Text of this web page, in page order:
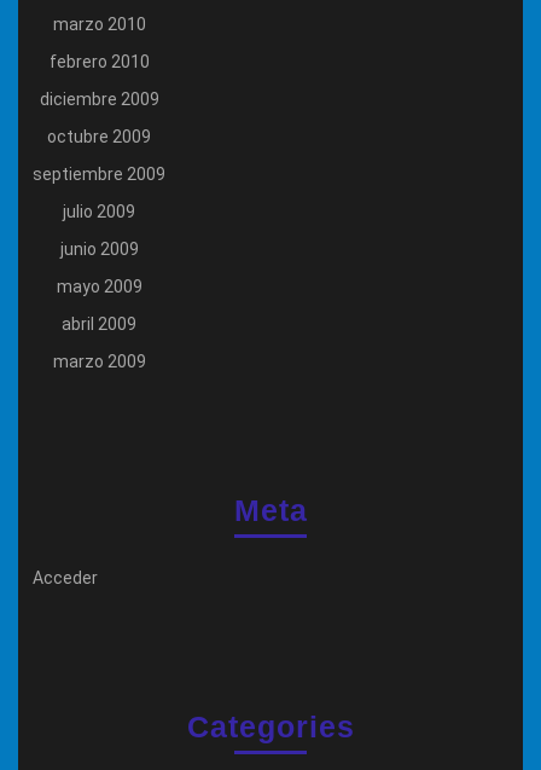
marzo 2010
febrero 2010
diciembre 2009
octubre 2009
septiembre 2009
julio 2009
junio 2009
mayo 2009
abril 2009
marzo 2009
Meta
Acceder
Categories